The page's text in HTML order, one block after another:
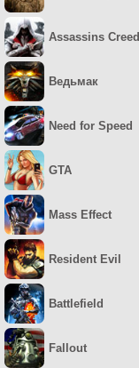
Assassins Creed
Ведьмак
Need for Speed
GTA
Mass Effect
Resident Evil
Battlefield
Fallout